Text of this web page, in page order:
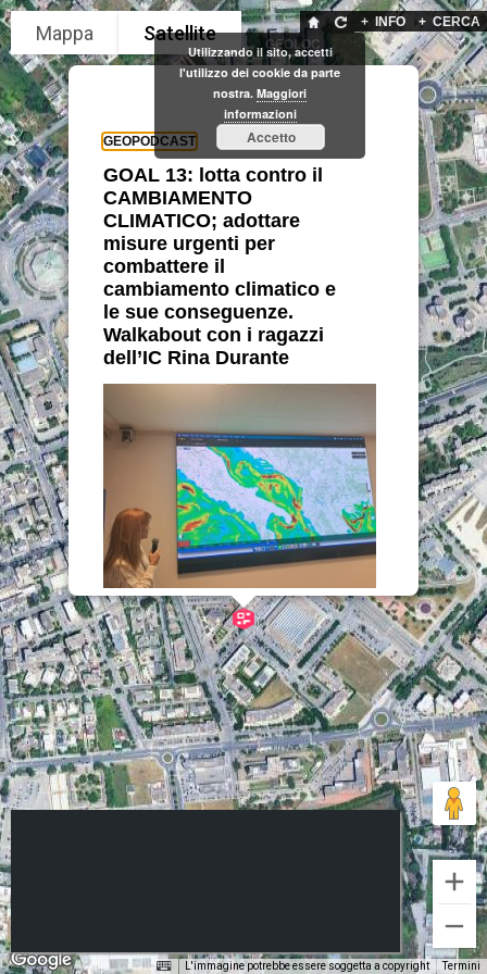
+ CERCA
+ INFO
GEOLOC
Utilizzando il sito, accetti
l'utilizzo dei cookie da parte
nostra. Maggiori
informazioni
Accetto